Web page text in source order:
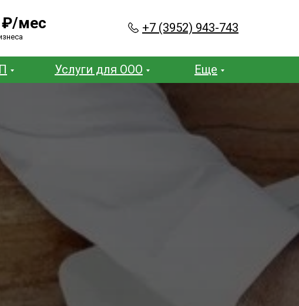
₽/мес +7 (3952) 943-743
Услуги для ООО Еще